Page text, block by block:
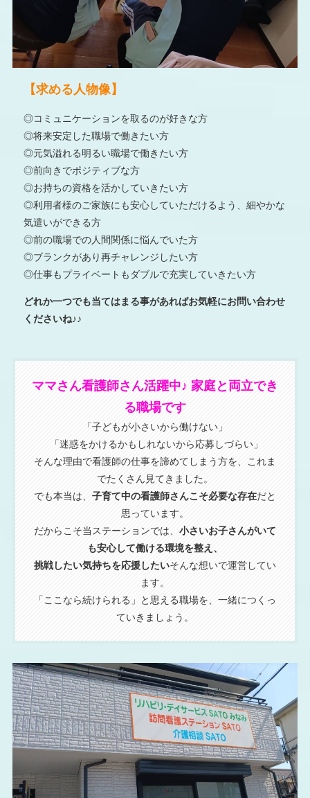
【求める人物像】
◎コミュニケーションを取るのが好きな方
◎将来安定した職場で働きたい方
◎元気溢れる明るい職場で働きたい方
◎前向きでポジティブな方
◎お持ちの資格を活かしていきたい方
◎利用者様のご家族にも安心していただけるよう、細やかな
気遣いができる方
◎前の職場での人間関係に悩んでいた方
◎ブランクがあり再チャレンジしたい方
◎仕事もプライベートもダブルで充実していきたい方
どれか一つでも当てはまる事があればお気軽にお問い合わせ
くださいね♪♪
ママさん看護師さん活躍中♪ 家庭と両立でき
る職場です
「子どもが小さいから働けない」
「迷惑をかけるかもしれないから応募しづらい」
そんな理由で看護師の仕事を諦めてしまう方を、これま
でたくさん見てきました。
でも本当は、 子育て中の看護師さんこそ必要な存在だと
思っています。
だからこそ当ステーションでは、 小さいお子さんがいて
も安心して働ける環境を整え、
挑戦したい気持ちを応援したいそんな想いで運営してい
ます。
「ここなら続けられる」と思える職場を、一緒につくっ
ていきましょう。